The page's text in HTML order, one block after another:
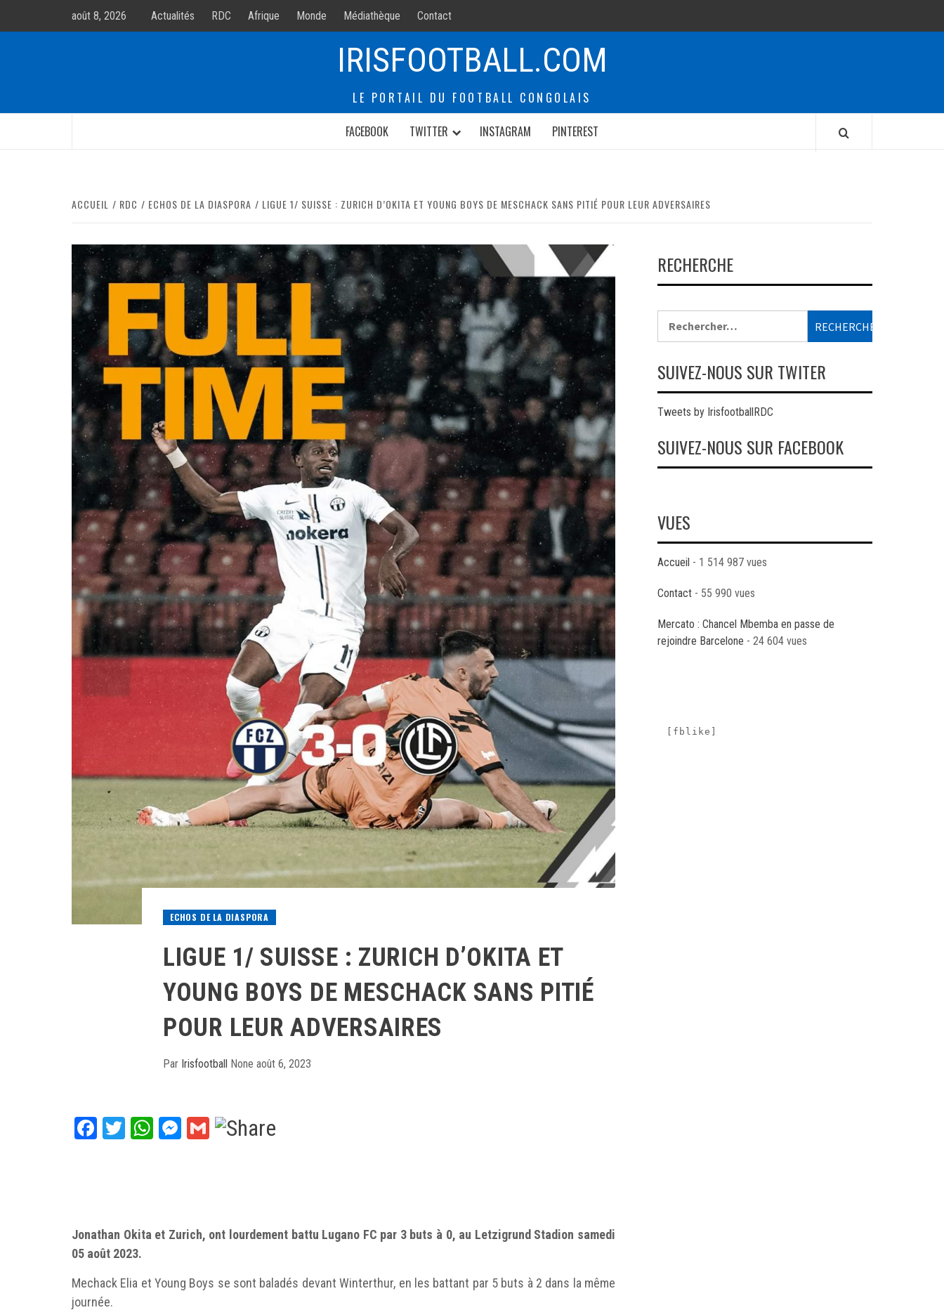
août 8, 2026 Actualités RDC Afrique Monde Médiathèque Contact
IRISFOOTBALL.COM
LE PORTAIL DU FOOTBALL CONGOLAIS
FACEBOOK
TWITTER INSTAGRAM PINTEREST
ACCUEIL RDC ECHOS DE LA DIASPORA LIGUE 1/ SUISSE : ZURICH D’OKITA ET YOUNG BOYS DE MESCHACK SANS PITIÉ POUR LEUR ADVERSAIRES
ECHOS DE LA DIASPORA
LIGUE 1/ SUISSE : ZURICH D’OKITA ET
YOUNG BOYS DE MESCHACK SANS PITIÉ
POUR LEUR ADVERSAIRES
Par Irisfootball None août 6, 2023
Facebook
TwitterWhatsApp
Messenger
Gmail
Jonathan Okita et Zurich, ont lourdement battu Lugano FC par 3 buts à 0, au Letzigrund Stadion samedi
05 août 2023.
Mechack Elia et Young Boys se sont baladés devant Winterthur, en les battant par 5 buts à 2 dans la même
journée.
RECHERCHE
SUIVEZ-NOUS SUR TWITER
Tweets by IrisfootballRDC
SUIVEZ-NOUS SUR FACEBOOK
VUES
Accueil - 1 514 987 vues
Contact - 55 990 vues
Mercato : Chancel Mbemba en passe de
rejoindre Barcelone - 24 604 vues
[fblike]